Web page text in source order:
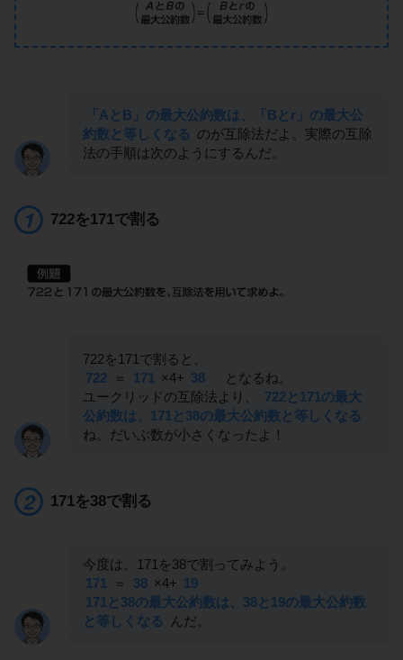
「AとB」の最大公約数は、「Bとr」の最大公
約数と等しくなる のが互除法だよ。実際の互除
法の手順は次のようにするんだ。
722を171で割る
722を171で割ると、
722
＝ 171 ×4+ 38
となるね。
ユークリッドの互除法より、
722と171の最大
公約数は、171と38の最大公約数と等しくなる
ね。だいぶ数が小さくなったよ！
171を38で割る
今度は、171を38で割ってみよう。
171
＝ 38 ×4+ 19
171と38の最大公約数は、38と19の最大公約数
と等しくなる
んだ。